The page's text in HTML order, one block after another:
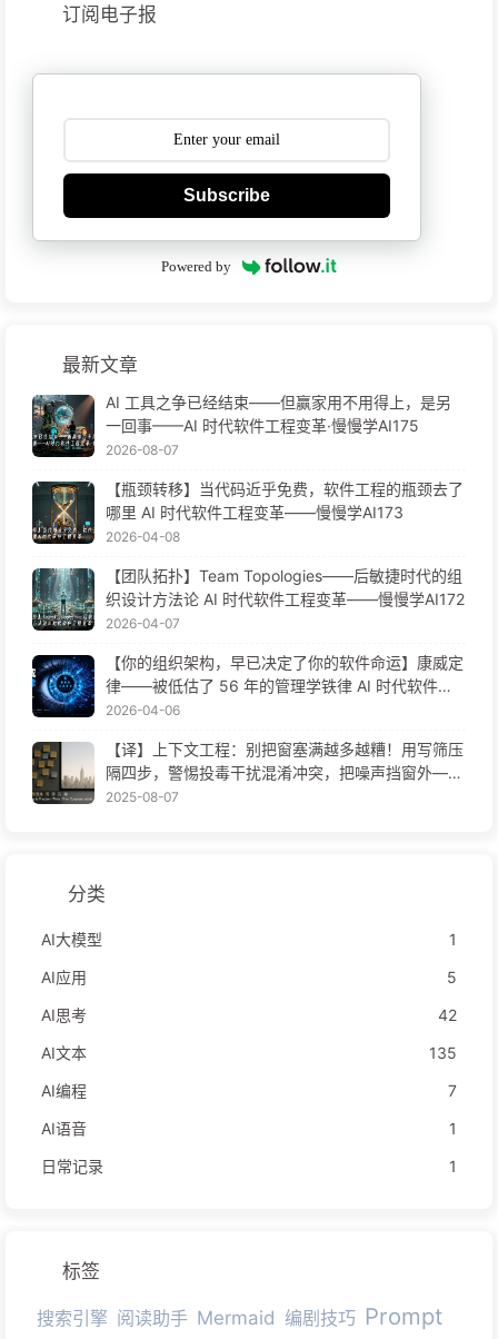
订阅电子报
Subscribe
Powered by
最新文章
AI 工具之争已经结束——但赢家用不用得上，是另
一回事——AI 时代软件工程变革·慢慢学AI175
2026-08-07
【瓶颈转移】当代码近乎免费，软件工程的瓶颈去了
哪里 AI 时代软件工程变革——慢慢学AI173
2026-04-08
【团队拓扑】Team Topologies——后敏捷时代的组
织设计方法论 AI 时代软件工程变革——慢慢学AI172
2026-04-07
【你的组织架构，早已决定了你的软件命运】康威定
律——被低估了 56 年的管理学铁律 AI 时代软件工
程变革——慢慢学AI171
2026-04-06
【译】上下文工程：别把窗塞满越多越糟！用写筛压
隔四步，警惕投毒干扰混淆冲突，把噪声挡窗外——
慢慢学AI170
2025-08-07
分类
AI大模型
1
AI应用
5
AI思考
42
AI文本
135
AI编程
7
AI语音
1
日常记录
1
标签
搜索引擎 阅读助手 Mermaid 编剧技巧 Prompt